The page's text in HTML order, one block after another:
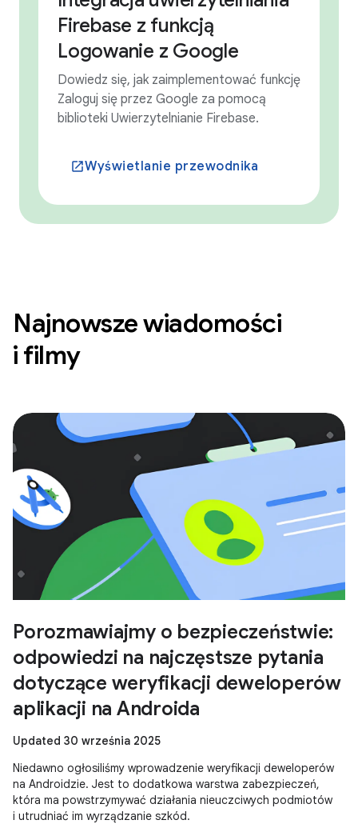
Firebase z funkcją
Logowanie z Google
Dowiedz się, jak zaimplementować funkcję
Zaloguj się przez Google za pomocą
biblioteki Uwierzytelnianie Firebase.
launchWyświetlanie przewodnika
Najnowsze wiadomości
i filmy
Porozmawiajmy o bezpieczeństwie:
odpowiedzi na najczęstsze pytania
dotyczące weryfikacji deweloperów
aplikacji na Androida
Updated 30 września 2025
Niedawno ogłosiliśmy wprowadzenie weryfikacji deweloperów
na Androidzie. Jest to dodatkowa warstwa zabezpieczeń,
która ma powstrzymywać działania nieuczciwych podmiotów
i utrudniać im wyrządzanie szkód.